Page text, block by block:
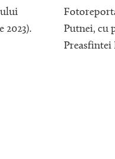
Putnei, cu
Preasfintei